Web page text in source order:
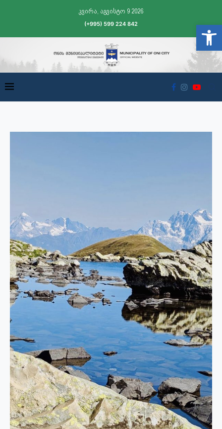
კვირა, აგვისტო 9 2026
(+995) 599 224 842